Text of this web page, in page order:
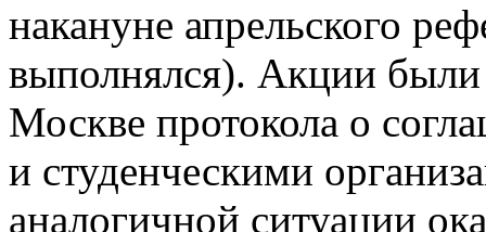
накануне апрельского
выполнялся). Акции
Москве протокола о
и студенческими
аналогичной ситуации